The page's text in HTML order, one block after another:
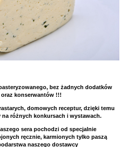
bez żadnych dodatków
konserwantów !!!
domowych receptur, dzięki temu
na różnych konkursach i wystawach.
sera pochodzi od specjalnie
ręcznie, karmionych tylko paszą
naszego dostawcy